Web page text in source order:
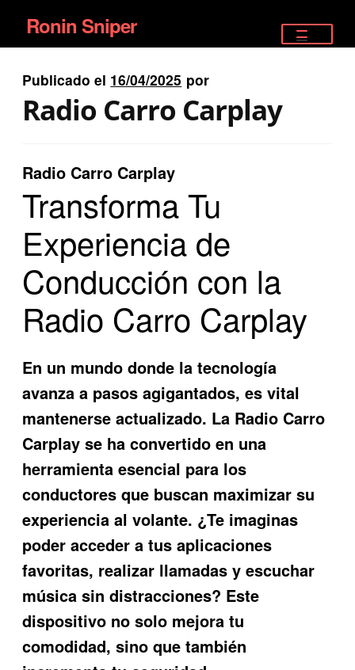
Ir
a
la
navegación
Ir
al
contenido
Ronin Sniper
EQUIPAMIENTO ÉLITE
RIFLES DEPORTIVOS
SATELITALES
Publicado el 16/04/2025 por
Radio Carro Carplay
Radio Carro Carplay
Transforma Tu
Experiencia de
Conducción con la
Radio Carro Carplay
En un mundo donde la tecnología
avanza a pasos agigantados, es vital
mantenerse actualizado. La Radio Carro
Carplay se ha convertido en una
herramienta esencial para los
conductores que buscan maximizar su
experiencia al volante. ¿Te imaginas
poder acceder a tus aplicaciones
favoritas, realizar llamadas y escuchar
música sin distracciones? Este
dispositivo no solo mejora tu
comodidad, sino que también